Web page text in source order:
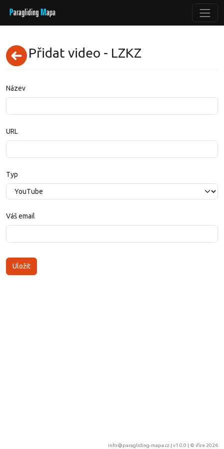
Přidat video - LZKZ
Název
URL
Typ
Váš email
info@paragliding-mapa.cz | v1.0.0 | © ifire 2026